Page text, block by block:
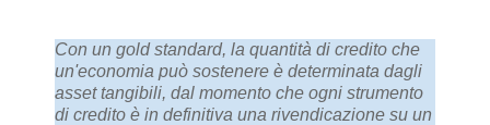
Con un gold standard, la quantità di credito che
un'economia può sostenere è determinata dagli
asset tangibili, dal momento che ogni strumento
di credito è in definitiva una rivendicazione su un